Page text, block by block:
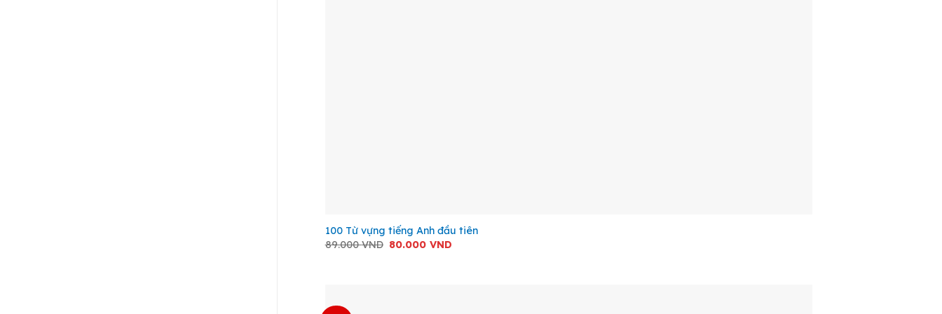
100 Từ vựng tiếng Anh đầu tiên
89.000VND Giá
80.000 VNDGiá